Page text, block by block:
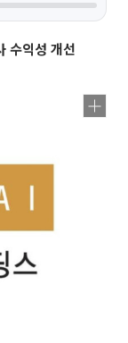
수익성 개선